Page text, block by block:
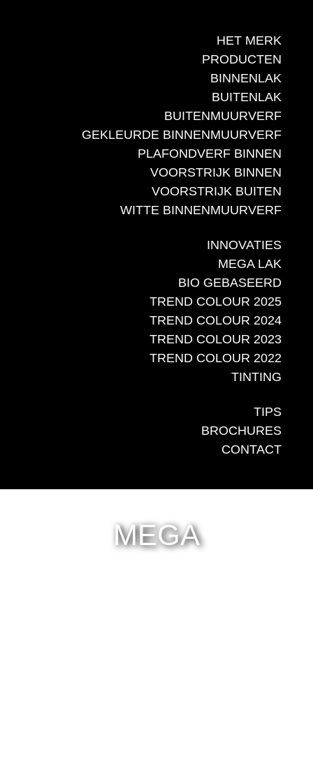
HET MERK
PRODUCTEN
BINNENLAK
BUITENLAK
BUITENMUURVERF
GEKLEURDE BINNENMUURVERF
PLAFONDVERF BINNEN
VOORSTRIJK BINNEN
VOORSTRIJK BUITEN
WITTE BINNENMUURVERF
INNOVATIES
MEGA LAK
BIO GEBASEERD
TREND COLOUR 2025
TREND COLOUR 2024
TREND COLOUR 2023
TREND COLOUR 2022
TINTING
TIPS
BROCHURES
CONTACT
MEGA